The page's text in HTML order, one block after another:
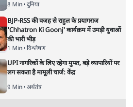
8 Min• दुनिया
BJP-RSS की वजह से राहुल के प्रयागराज
'Chhatron Ki Goonj' कार्यक्रम में उमड़ी युवाओं
की भारी भीड़
1 Min• विश्लेषण
UPI नागरिकों के लिए रहेगा मुफ्त, बड़े व्यापारियों पर
लग सकता है मामूली चार्ज: केंद्र
9 Min• अर्थतंत्र